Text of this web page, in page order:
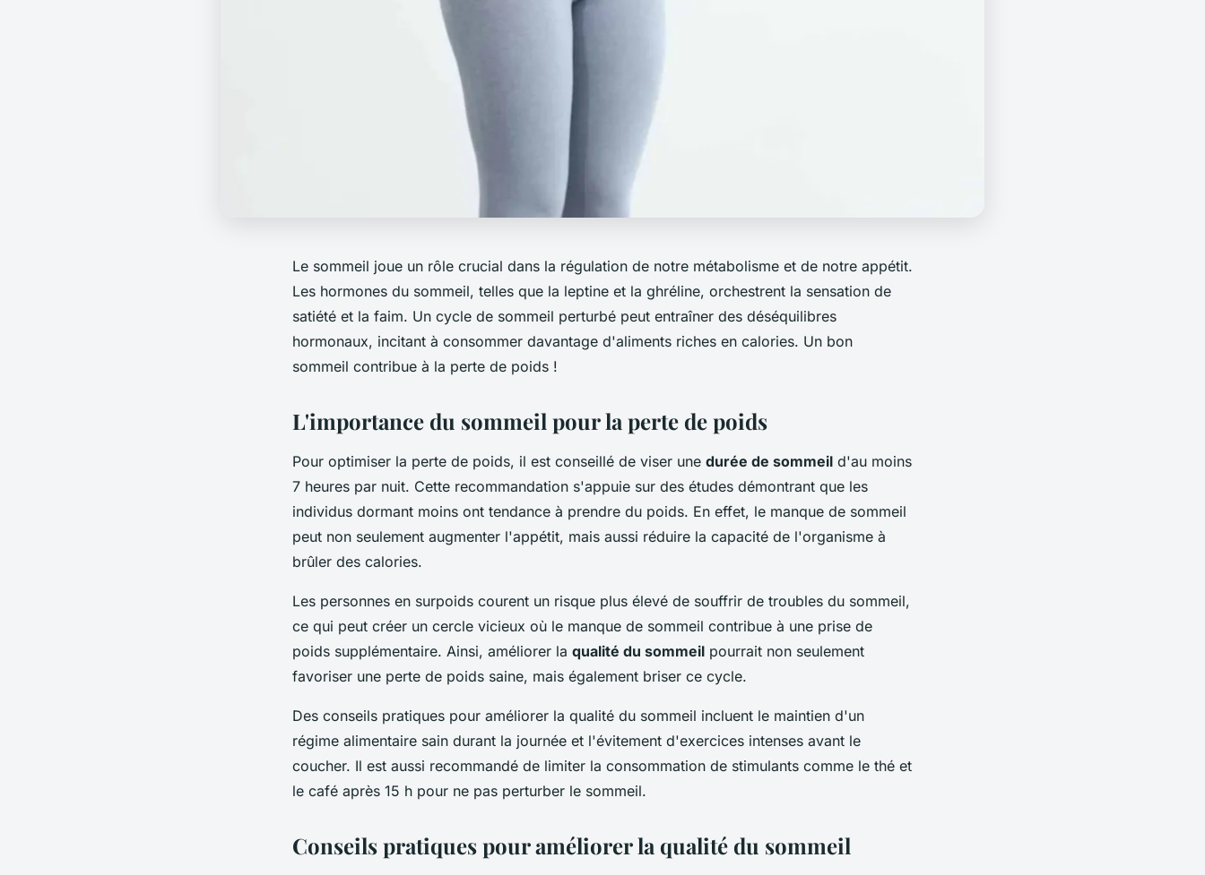
Le sommeil joue un rôle crucial dans la régulation de notre métabolisme et de notre appétit.
Les hormones du sommeil, telles que la leptine et la ghréline, orchestrent la sensation de
satiété et la faim. Un cycle de sommeil perturbé peut entraîner des déséquilibres
hormonaux, incitant à consommer davantage d'aliments riches en calories. Un bon
sommeil contribue à la perte de poids !
L'importance du sommeil pour la perte de poids
Pour optimiser la perte de poids, il est conseillé de viser une durée de sommeil d'au moins
7 heures par nuit. Cette recommandation s'appuie sur des études démontrant que les
individus dormant moins ont tendance à prendre du poids. En effet, le manque de sommeil
peut non seulement augmenter l'appétit, mais aussi réduire la capacité de l'organisme à
brûler des calories.
Les personnes en surpoids courent un risque plus élevé de souffrir de troubles du sommeil,
ce qui peut créer un cercle vicieux où le manque de sommeil contribue à une prise de
poids supplémentaire. Ainsi, améliorer la qualité du sommeil pourrait non seulement
favoriser une perte de poids saine, mais également briser ce cycle.
Des conseils pratiques pour améliorer la qualité du sommeil incluent le maintien d'un
régime alimentaire sain durant la journée et l'évitement d'exercices intenses avant le
coucher. Il est aussi recommandé de limiter la consommation de stimulants comme le thé et
le café après 15 h pour ne pas perturber le sommeil.
Conseils pratiques pour améliorer la qualité du sommeil